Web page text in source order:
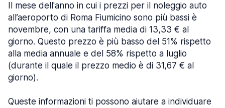
Il mese dell'anno in cui i prezzi per il noleggio auto
all’aeroporto di Roma Fiumicino sono più bassi è
novembre, con una tariffa media di 13,33 € al
giorno. Questo prezzo è più basso del 51% rispetto
alla media annuale e del 58% rispetto a luglio
(durante il quale il prezzo medio è di 31,67 € al
giorno).
Queste informazioni ti possono aiutare a individuare